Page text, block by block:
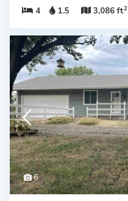
4
1.5 3,086 ft2
6